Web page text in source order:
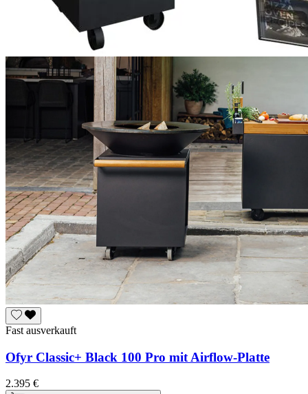
Fast ausverkauft
Ofyr Classic+ Black 100 Pro mit Airflow-Platte
2.395 €